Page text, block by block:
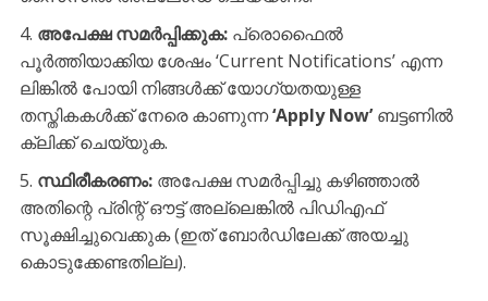
അപേക്ഷ സമർപ്പിക്കുക:പ്രൊഫൈൽ
പൂർത്തിയാക്കിയ ശേഷം ‘Current Notifications’ എന്ന
ലിങ്കിൽ പോയി നിങ്ങൾക്ക് യോഗ്യതയുള്ള
തസ്തികകൾക്ക് നേരെ കാണുന്ന‘Apply Now’ബട്ടണിൽ
ക്ലിക്ക് ചെയ്യുക.
സ്ഥിരീകരണം:അപേക്ഷ സമർപ്പിച്ചു കഴിഞ്ഞാൽ
അതിന്റെ പ്രിന്റ് ഔട്ട് അല്ലെങ്കിൽ പിഡിഎഫ്
സൂക്ഷിച്ചുവെക്കുക (ഇത് ബോർഡിലേക്ക് അയച്ചു
കൊടുക്കേണ്ടതില്ല).